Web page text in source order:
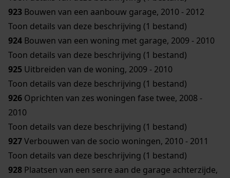
923 Bouwen van een aanbouw garage, 2010 - 2012
Toon details van deze beschrijving (1 bestand)
924 Bouwen van een woning met garage, 2009 - 2010
Toon details van deze beschrijving (1 bestand)
925 Uitbreiden van de woning, 2009 - 2010
Toon details van deze beschrijving (1 bestand)
926 Oprichten van zes woningen fase twee, 2008 -
2010
Toon details van deze beschrijving (1 bestand)
927Verbouwen van de socio woningen, 2010 - 2011
Toon details van deze beschrijving (1 bestand)
928 Plaatsen van een serre aan de garage achterzijde,